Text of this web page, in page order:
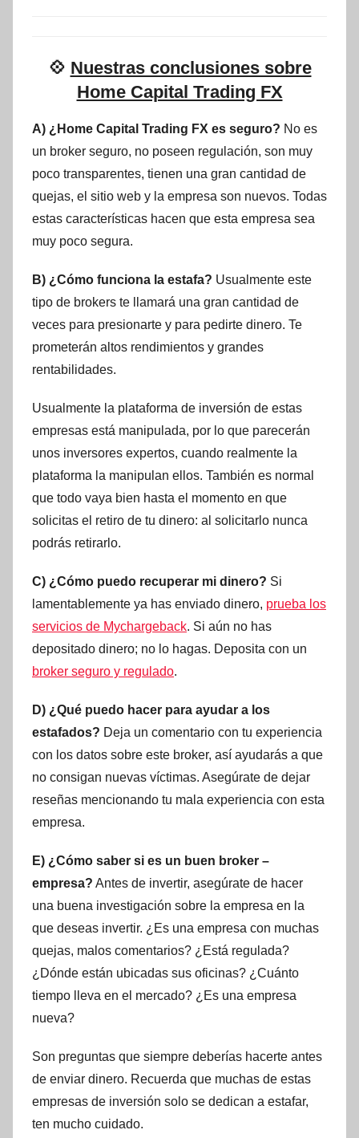
💠 Nuestras conclusiones sobre
Home Capital Trading FX
A) ¿Home Capital Trading FX es seguro? No es
un broker seguro, no poseen regulación, son muy
poco transparentes, tienen una gran cantidad de
quejas, el sitio web y la empresa son nuevos. Todas
estas características hacen que esta empresa sea
muy poco segura.
B) ¿Cómo funciona la estafa? Usualmente este
tipo de brokers te llamará una gran cantidad de
veces para presionarte y para pedirte dinero. Te
prometerán altos rendimientos y grandes
rentabilidades.
Usualmente la plataforma de inversión de estas
empresas está manipulada, por lo que parecerán
unos inversores expertos, cuando realmente la
plataforma la manipulan ellos. También es normal
que todo vaya bien hasta el momento en que
solicitas el retiro de tu dinero: al solicitarlo nunca
podrás retirarlo.
C) ¿Cómo puedo recuperar mi dinero? Si
lamentablemente ya has enviado dinero, prueba los
servicios de Mychargeback. Si aún no has
depositado dinero; no lo hagas. Deposita con un
broker seguro y regulado.
D) ¿Qué puedo hacer para ayudar a los
estafados? Deja un comentario con tu experiencia
con los datos sobre este broker, así ayudarás a que
no consigan nuevas víctimas. Asegúrate de dejar
reseñas mencionando tu mala experiencia con esta
empresa.
E) ¿Cómo saber si es un buen broker –
empresa? Antes de invertir, asegúrate de hacer
una buena investigación sobre la empresa en la
que deseas invertir. ¿Es una empresa con muchas
quejas, malos comentarios? ¿Está regulada?
¿Dónde están ubicadas sus oficinas? ¿Cuánto
tiempo lleva en el mercado? ¿Es una empresa
nueva?
Son preguntas que siempre deberías hacerte antes
de enviar dinero. Recuerda que muchas de estas
empresas de inversión solo se dedican a estafar,
ten mucho cuidado.